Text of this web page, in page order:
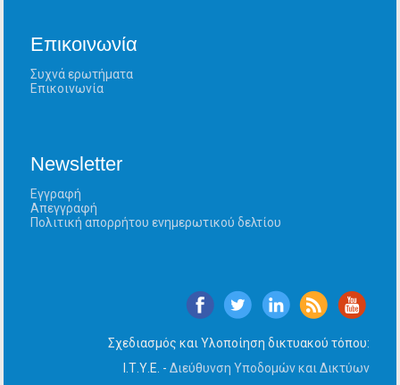
Επικοινωνία
Συχνά ερωτήματα
Επικοινωνία
Newsletter
Εγγραφή
Απεγγραφή
Πολιτική απορρήτου ενημερωτικού δελτίου
Σχεδιασμός και Υλοποίηση δικτυακού τόπου:
Ι.Τ.Υ.Ε. - Διεύθυνση Υποδομών και Δικτύων